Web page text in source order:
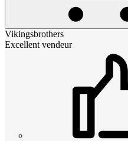
Vikingsbrothers
Excellent vendeur